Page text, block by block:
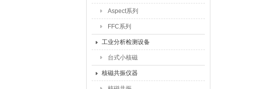
Aspect系列
FFC系列
工业分析检测设备
台式小核磁
核磁共振仪器